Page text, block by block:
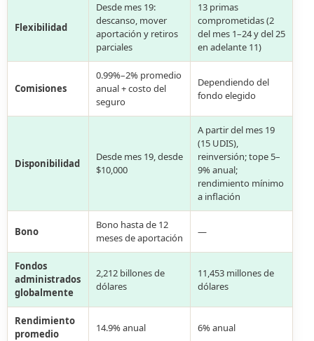
Flexibilidad
Desde mes 19:
descanso, mover
aportación y retiros
parciales
13 primas
comprometidas (2
del mes 1–24 y del 25
en adelante 11)
Comisiones
0.99%–2% promedio
anual + costo del
seguro
Dependiendo del
fondo elegido
Disponibilidad
Desde mes 19, desde
$10,000
A partir del mes 19
(15 UDIS),
reinversión; tope 5–
9% anual;
rendimiento mínimo
a inflación
Bono
Bono hasta de 12
meses de aportación
—
Fondos
administrados
globalmente
2,212 billones de
dólares
11,453 millones de
dólares
Rendimiento
promedio
14.9% anual 6% anual